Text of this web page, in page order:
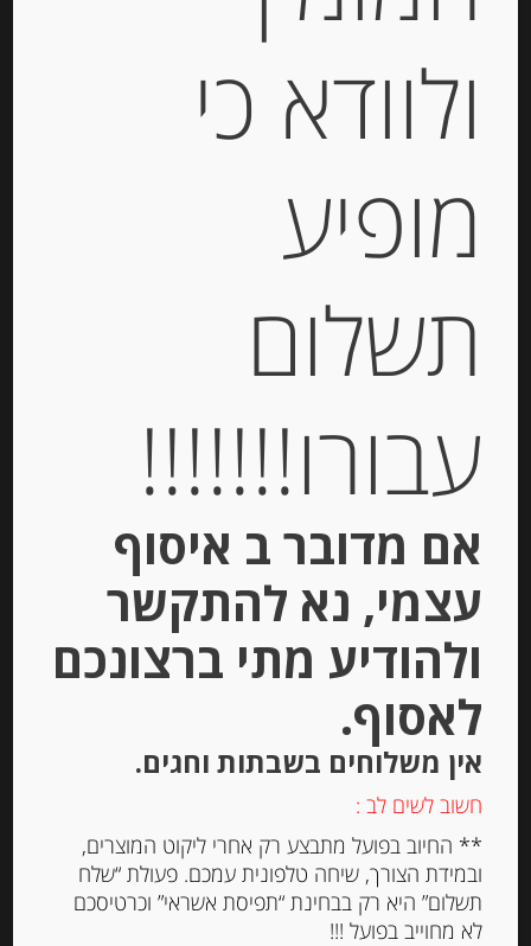
Montebourg de Normandie
28.00
מחיר ל 100 גרם: 14.00 ש"ח
יחידות
הוספה לסל
Stock
ולוודא כי
מופיע
תשלום
עבורו!!!!!!!
אם מדובר ב איסוף
עצמי, נא להתקשר
ולהודיע מתי ברצונכם
לאסוף.
אין משלוחים בשבתות וחגים.
חשוב לשים לב :
** החיוב בפועל מתבצע רק אחרי ליקוט המוצרים,
ובמידת הצורך, שיחה טלפונית עמכם. פעולת “שלח
תשלום” היא רק בבחינת “תפיסת אשראי” וכרטיסכם
לא מחוייב בפועל !!!